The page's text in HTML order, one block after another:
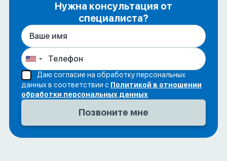
Нужна консультация от
специалиста?
Даю согласие на обработку персональных
данных в соответствии с Политикой в отношении
обработки персональных данных